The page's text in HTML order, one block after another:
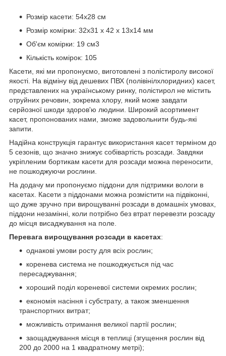
Розмір касети: 54х28 см
Розмір комірки: 32х31 х 42 х 13х14 мм
Об'єм комірки: 19 см3
Кількість комірок: 105
Касети, які ми пропонуємо, виготовлені з полістиролу високої
якості. На відміну від дешевих ПВХ (полівінілхлоридних) касет,
представлених на українському ринку, полістирол не містить
отруйних речовин, зокрема хлору, який може завдати
серйозної шкоди здоров'ю людини. Широкий асортимент
касет, пропонованих нами, зможе задовольнити будь-які
запити.
Надійна конструкція гарантує використання касет терміном до
5 сезонів, що значно знижує собівартість розсади. Завдяки
укріпленим бортикам касети для розсади можна переносити,
не пошкоджуючи рослини.
На додачу ми пропонуємо піддони для підтримки вологи в
касетах. Касети з піддонами можна розмістити на підвіконні,
що дуже зручно при вирощуванні розсади в домашніх умовах,
піддони незамінні, коли потрібно без втрат перевезти розсаду
до місця висаджування на поле.
Перевага вирощування розсади в касетах:
однакові умови росту для всіх рослин;
коренева система не пошкоджується під час
пересаджування;
хороший поділ кореневої системи окремих рослин;
економія насіння і субстрату, а також зменшення
транспортних витрат;
можливість отримання великої партії рослин;
заощаджування місця в теплиці (згущення рослин від
200 до 2000 на 1 квадратному метрі);